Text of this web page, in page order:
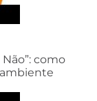
como